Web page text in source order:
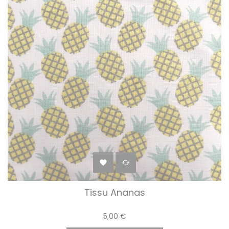
 
Tissu Ananas
5,00 €